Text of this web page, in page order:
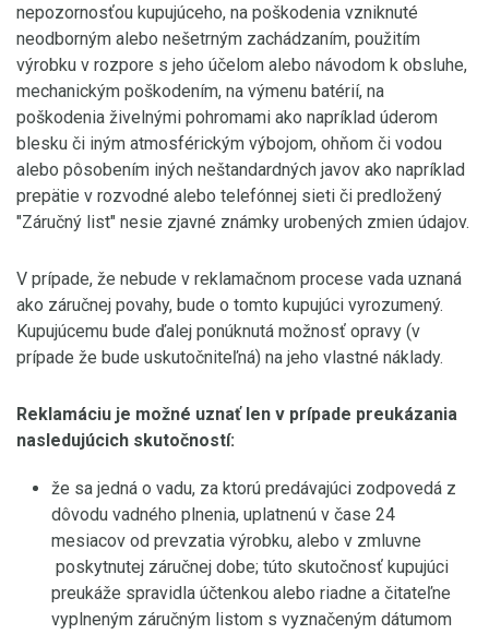
nepozornosťou kupujúceho, na poškodenia vzniknuté
neodborným alebo nešetrným zachádzaním, použitím
výrobku v rozpore s jeho účelom alebo návodom k obsluhe,
mechanickým poškodením, na výmenu batérií, na
poškodenia živelnými pohromami ako napríklad úderom
blesku či iným atmosférickým výbojom, ohňom či vodou
alebo pôsobením iných neštandardných javov ako napríklad
prepätie v rozvodné alebo telefónnej sieti či predložený
"Záručný list" nesie zjavné známky urobených zmien údajov.
V prípade, že nebude v reklamačnom procese vada uznaná
ako záručnej povahy, bude o tomto kupujúci vyrozumený.
Kupujúcemu bude ďalej ponúknutá možnosť opravy (v
prípade že bude uskutočniteľná) na jeho vlastné náklady.
Reklamáciu je možné uznať len v prípade preukázania
nasledujúcich skutočností:
že sa jedná o vadu, za ktorú predávajúci zodpovedá z
dôvodu vadného plnenia, uplatnenú v čase 24
mesiacov od prevzatia výrobku, alebo v zmluvne
poskytnutej záručnej dobe; túto skutočnosť kupujúci
preukáže spravidla účtenkou alebo riadne a čitateľne
vyplneným záručným listom s vyznačeným dátumom